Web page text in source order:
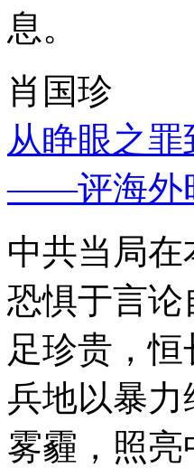
息。
肖国珍
从睁眼之
——评海外
中共当局
恐惧于言
足珍贵，
兵地以暴
雾霾，照亮